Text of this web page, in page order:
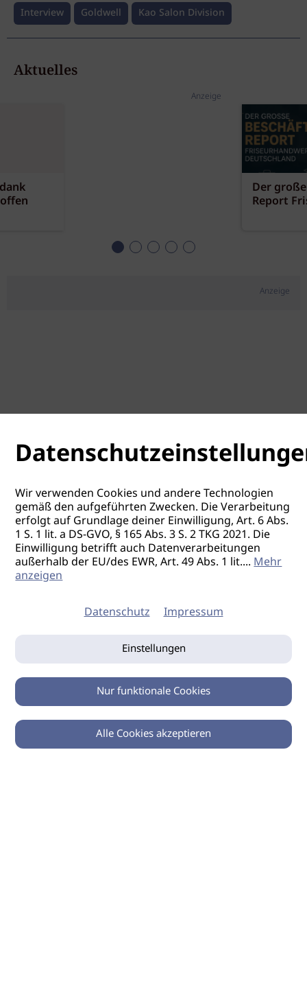
Interview Goldwell Kao Salon Division
Aktuelles
Anzeige
Der
Report
Anzeige
0
Wir verwenden Cookies und andere Technologien
gemäß den aufgeführten Zwecken. Die Verarbeitung
erfolgt auf Grundlage deiner Einwilligung, Art. 6 Abs.
1 S. 1 lit. a DS-GVO, § 165 Abs. 3 S. 2 TKG 2021. Die
Einwilligung betrifft auch Datenverarbeitungen
außerhalb der EU/des EWR, Art. 49 Abs. 1 lit....Mehr
anzeigen
Datenschutz Impressum
Einstellungen
Nur funktionale Cookies
Alle Cookies akzeptieren